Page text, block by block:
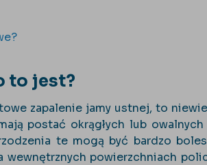
to jest?
zapalenie jamy ustnej, to
postać okrągłych lub
te mogą być bardzo
powierzchniach